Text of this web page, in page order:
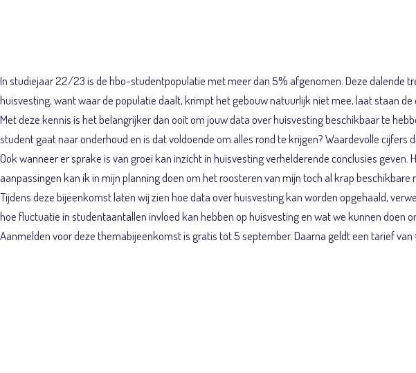
In studiejaar 22/23 is de hbo-studentpopulatie met meer dan 5% afgenomen. Deze dalende
huisvesting, want waar de populatie daalt, krimpt het gebouw natuurlijk niet mee, laat staan de
Met deze kennis is het belangrijker dan ooit om jouw data over huisvesting beschikbaar te
student gaat naar onderhoud en is dat voldoende om alles rond te krijgen? Waardevolle
Ook wanneer er sprake is van groei kan inzicht in huisvesting verhelderende conclusies
aanpassingen kan ik in mijn planning doen om het roosteren van mijn toch al krap
Tijdens deze bijeenkomst laten wij zien hoe data over huisvesting kan worden opgehaald,
hoe fluctuatie in studentaantallen invloed kan hebben op huisvesting en wat we kunnen doen
Aanmelden voor deze themabijeenkomst is gratis tot 5 september. Daarna geldt een tarief van